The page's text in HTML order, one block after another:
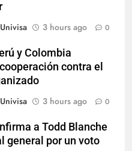
3 hours ago 0
y Colombia
contra el
3 hours ago 0
a Todd Blanche
general por un voto